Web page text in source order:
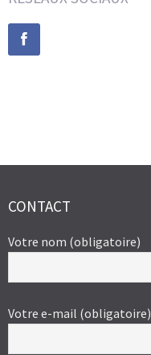
CONTACT
Votre nom (obligatoire)
Votre e-mail (obligatoire)